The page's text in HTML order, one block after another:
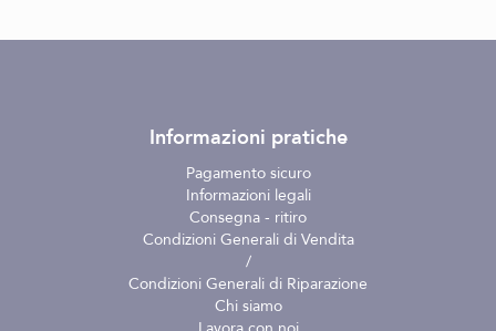
Informazioni pratiche
Pagamento sicuro
Informazioni legali
Consegna - ritiro
Condizioni Generali di Vendita
/
Condizioni Generali di Riparazione
Chi siamo